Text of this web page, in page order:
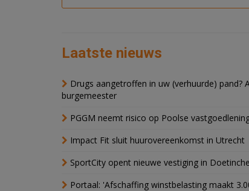
Laatste nieuws
Drugs aangetroffen in uw (verhuurde)
burgemeester
PGGM neemt risico op Poolse
Impact Fit sluit huurovereenkomst in Utrecht
SportCity opent nieuwe vestiging in
Portaal: 'Afschaffing winstbelasting maakt